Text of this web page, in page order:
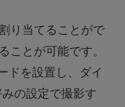
り当てることがで
ことが可能です。
ドを設置し、ダイ
の設定で撮影す